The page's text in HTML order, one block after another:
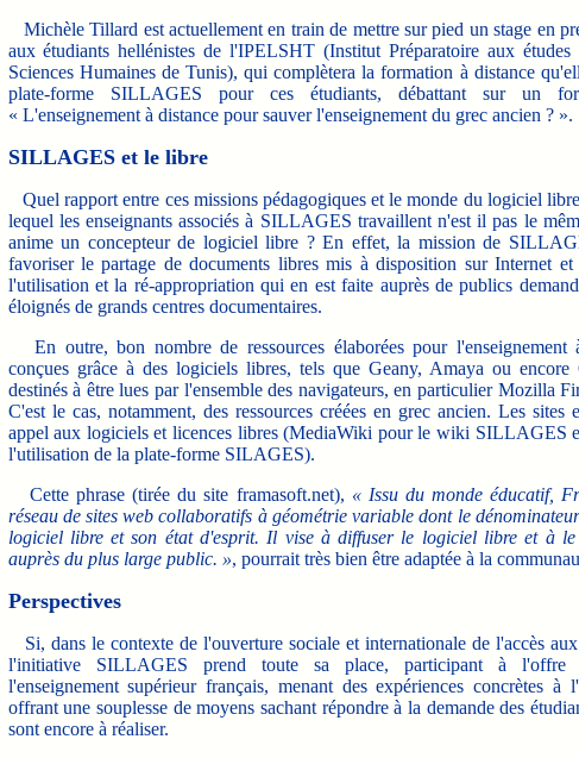
Michèle Tillard est actuellement en train de mettre sur pied un stage en
aux étudiants hellénistes de l'IPELSHT (Institut Préparatoire aux études
Sciences Humaines de Tunis), qui complètera la formation à distance
plate-forme SILLAGES pour ces étudiants, débattant sur un
« L'enseignement à distance pour sauver l'enseignement du grec ancien ? ».
SILLAGES et le libre
Quel rapport entre ces missions pédagogiques et le monde du logiciel
lequel les enseignants associés à SILLAGES travaillent n'est il pas le
anime un concepteur de logiciel libre ? En effet, la mission de
favoriser le partage de documents libres mis à disposition sur Internet
l'utilisation et la ré-appropriation qui en est faite auprès de publics
éloignés de grands centres documentaires.
En outre, bon nombre de ressources élaborées pour l'enseignement
conçues grâce à des logiciels libres, tels que Geany, Amaya ou encore
destinés à être lues par l'ensemble des navigateurs, en particulier Mozilla
C'est le cas, notamment, des ressources créées en grec ancien. Les sites
appel aux logiciels et licences libres (MediaWiki pour le wiki SILLAGES
l'utilisation de la plate-forme SILAGES).
Cette phrase (tirée du site framasoft.net), « Issu du monde éducatif,
réseau de sites web collaboratifs à géométrie variable dont le
logiciel libre et son état d'esprit. Il vise à diffuser le logiciel libre et à le
auprès du plus large public. », pourrait très bien être adaptée à la
Perspectives
Si, dans le contexte de l'ouverture sociale et internationale de l'accès aux
l'initiative SILLAGES prend toute sa place, participant à l'offre
l'enseignement supérieur français, menant des expériences concrètes à
offrant une souplesse de moyens sachant répondre à la demande des
sont encore à réaliser.